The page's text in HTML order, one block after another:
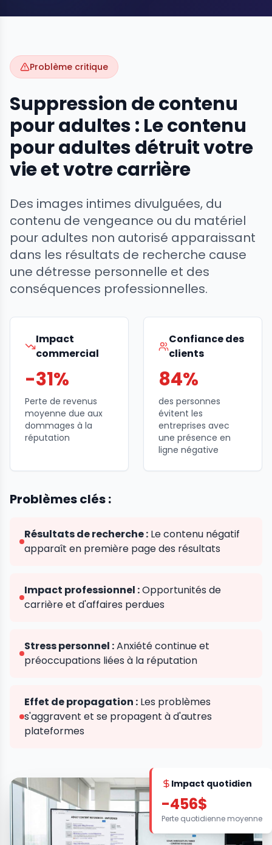
Problème critique
Suppression de contenu
pour adultes : Le contenu
pour adultes détruit votre
vie et votre carrière
Des images intimes divulguées, du
contenu de vengeance ou du matériel
pour adultes non autorisé apparaissant
dans les résultats de recherche cause
une détresse personnelle et des
conséquences professionnelles.
Impact
commercial
-31%
Perte de revenus
moyenne due aux
dommages à la
réputation
Confiance des
clients
84%
des personnes
évitent les
entreprises avec
une présence en
ligne négative
Problèmes clés :
Résultats de recherche : Le contenu négatif
apparaît en première page des résultats
Impact professionnel :Opportunités de
carrière et d'affaires perdues
Stress personnel :Anxiété continue et
préoccupations liées à la réputation
Effet de propagation : Les problèmes
s'aggravent et se propagent à d'autres
plateformes
Impact quotidien
-456$
Perte quotidienne moyenne